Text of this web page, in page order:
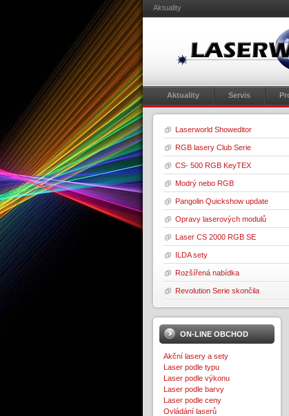
Aktuality
Aktuality Servis
Laserworld Showeditor
RGB lasery Club Serie
CS- 500 RGB KeyTEX
Modrý nebo RGB
Pangolin Quickshow update
Opravy laserových modulů
Laser CS 2000 RGB SE
ILDA sety
Rozšířená nabídka
Revolution Serie skončila
ON-LINE OBCHOD
Akční lasery a sety
Laser podle typu
Laser podle výkonu
Laser podle barvy
Laser podle ceny
Ovládání laserů